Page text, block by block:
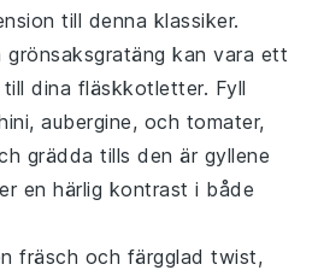
till denna klassiker.
grönsaksgratäng kan vara ett
dina fläskkotletter. Fyll
,aubergine, och tomater,
grädda tills den är gyllene
en härlig kontrast i både
fräsch och färgglad twist,